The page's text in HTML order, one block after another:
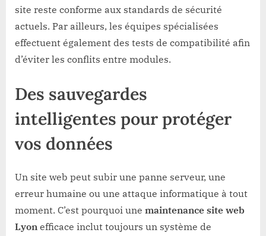
site reste conforme aux standards de sécurité
actuels. Par ailleurs, les équipes spécialisées
effectuent également des tests de compatibilité afin
d’éviter les conflits entre modules.
Des sauvegardes
intelligentes pour protéger
vos données
Un site web peut subir une panne serveur, une
erreur humaine ou une attaque informatique à tout
moment. C’est pourquoi une maintenance site web
Lyon efficace inclut toujours un système de